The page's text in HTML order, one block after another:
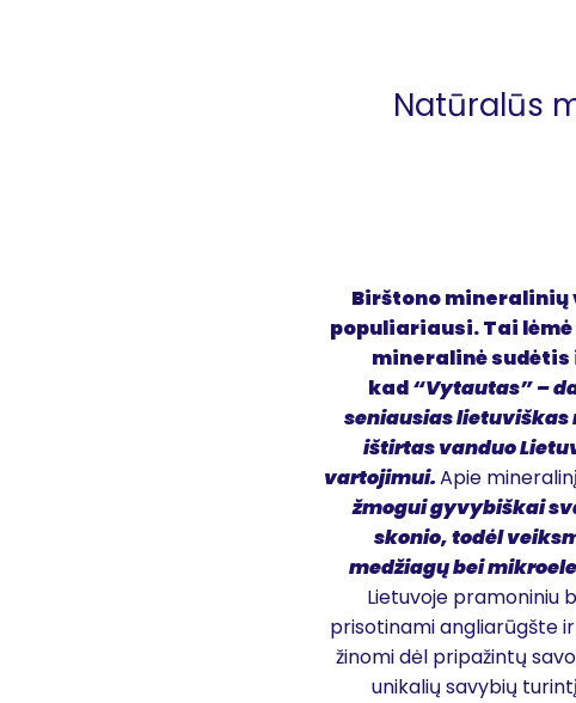
Natūralūs
Birštono mineralinių
populiariausi. Tai
mineralinė
kad“Vytautas” –
seniausias lietuviškas
ištirtas vanduo
vartojimui.Apie
žmogui gyvybiškai
skonio, todėl
medžiagų bei
Lietuvoje pramoniniu
prisotinami angliarūgšte
žinomi dėl pripažintų
unikalių savybių